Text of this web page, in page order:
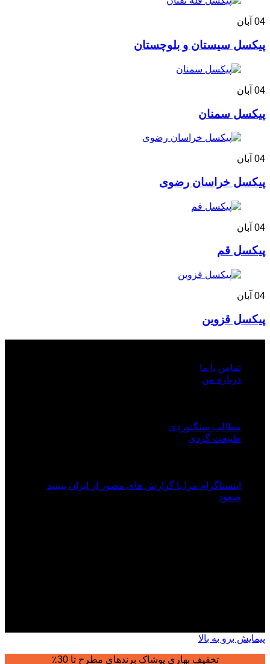
04 آبان
پیکسل سیستان و بلوچستان
04 آبان
پیکسل سمنان
04 آبان
پیکسل خراسان رضوی
04 آبان
پیکسل قم
04 آبان
پیکسل قزوین
تماس با ما
درباره من
مطالب سنگنوردی
طبیعت گردی
اینستاگرام مرا با گزارش های مصور از ایران ببینید
صعود
پیمایش برو به بالا
تخفیف بهاری پوشاک برندهای مطرح تا 30٪